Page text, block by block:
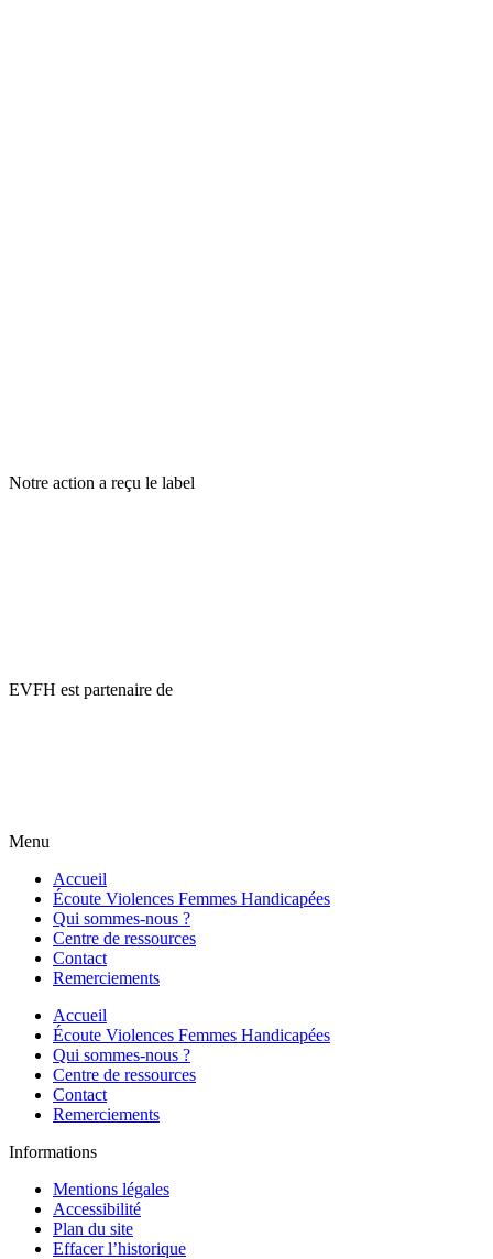
Notre action a reçu le label
EVFH est partenaire de
Menu
Accueil
Écoute Violences Femmes Handicapées
Qui sommes-nous ?
Centre de ressources
Contact
Remerciements
Accueil
Écoute Violences Femmes Handicapées
Qui sommes-nous ?
Centre de ressources
Contact
Remerciements
Informations
Mentions légales
Accessibilité
Plan du site
Effacer l’historique